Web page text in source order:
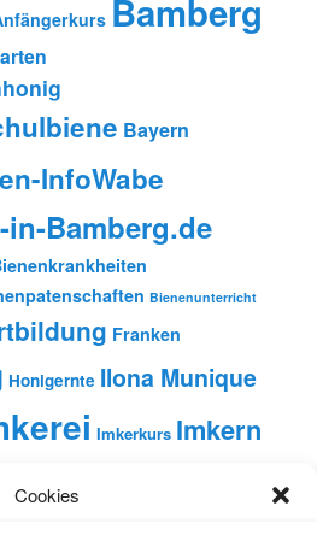
Cookies
Bamberg
Bayern
InfoWabe
Bamberg.de
Bienenunterricht
Franken
Honigernte Ilona Munique
Imkerkurs Imkern
Oberfranken